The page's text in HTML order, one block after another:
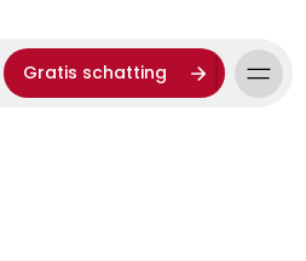
Gratis schatting